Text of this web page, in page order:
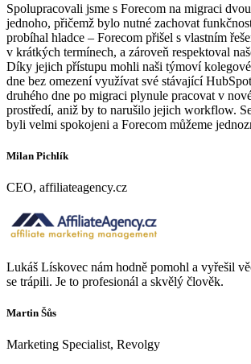
Spolupracovali jsme s Forecom na migraci
jednoho, přičemž bylo nutné zachovat
probíhal hladce – Forecom přišel s vlastním
v krátkých termínech, a zároveň respektoval
Díky jejich přístupu mohli naši týmoví
dne bez omezení využívat své stávající
druhého dne po migraci plynule pracovat v
prostředí, aniž by to narušilo jejich workflow.
byli velmi spokojeni a Forecom můžeme
Milan Pichlík
CEO, affiliateagency.cz
Lukáš Lískovec nám hodně pomohl a vyřešil
se trápili. Je to profesionál a skvělý člověk.
Martin Šůs
Marketing Specialist, Revolgy